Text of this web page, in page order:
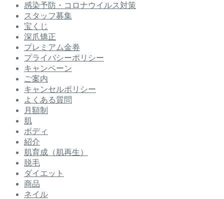
感染予防・コロナウイルス対策
スタッフ募集
宝くじ
深爪矯正
プレミアム金券
プライバシーポリシー
キャンペーン
ご案内
キャンセルポリシー
よくある質問
月額制
肌
ボディ
紹介
肌育成（肌再生）
脱毛
ダイエット
商品
ネイル